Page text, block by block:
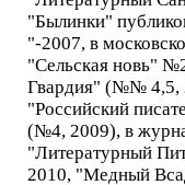
"Былинки"
"-2007, в
"Сельская новь"
Гвардия" (№№ 4,5,
"Российский
(№4, 2009), в
"Литературный
2010, "Медный